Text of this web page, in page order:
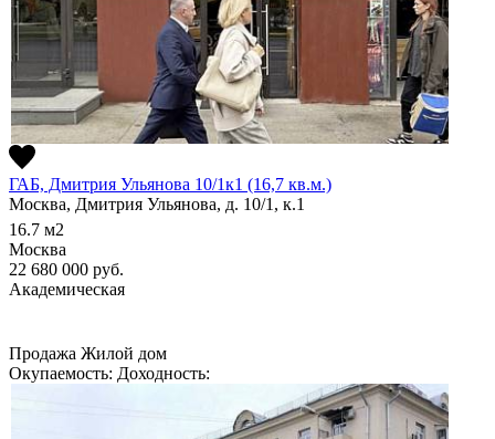
ГАБ, Дмитрия Ульянова 10/1к1 (16,7 кв.м.)
Москва, Дмитрия Ульянова, д. 10/1, к.1
16.7 м2
Москва
22 680 000 руб.
Академическая
Продажа Жилой дом
Окупаемость: Доходность: